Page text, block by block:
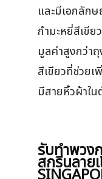
และมีเอกลัก
กำมะหยี่สีเขี
มูลค่าสูงกว่า
สีเขียวที่ช่วยเ
มีสายหิ้วผ้าใน
รับทำพวง
สกรีนลาย